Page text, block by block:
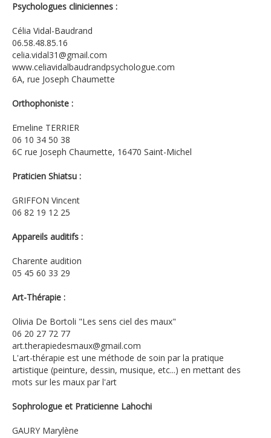
Psychologues cliniciennes :
Célia Vidal-Baudrand
06.58.48.85.16
celia.vidal31@gmail.com
www.celiavidalbaudrandpsychologue.com
6A, rue Joseph Chaumette
Orthophoniste :
Emeline TERRIER
06 10 34 50 38
6C rue Joseph Chaumette, 16470 Saint-Michel
Praticien Shiatsu :
GRIFFON Vincent
06 82 19 12 25
Appareils auditifs :
Charente audition
05 45 60 33 29
Art-Thérapie :
Olivia De Bortoli "Les sens ciel des maux"
06 20 27 72 77
art.therapiedesmaux@gmail.com
L'art-thérapie est une méthode de soin par la pratique
artistique (peinture, dessin, musique, etc...) en mettant des
mots sur les maux par l'art
Sophrologue et Praticienne Lahochi
GAURY Marylène